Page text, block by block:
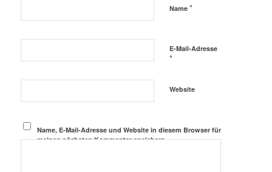
Name *
E-Mail-Adresse
*
Website
Name, E-Mail-Adresse und Website in diesem Browser für
meinen nächsten Kommentar speichern.